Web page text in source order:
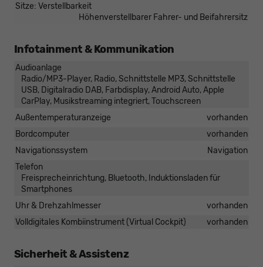
Sitze: Verstellbarkeit
Höhenverstellbarer Fahrer- und Beifahrersitz
Infotainment & Kommunikation
Audioanlage
Radio/MP3-Player, Radio, Schnittstelle MP3, Schnittstelle
USB, Digitalradio DAB, Farbdisplay, Android Auto, Apple
CarPlay, Musikstreaming integriert, Touchscreen
Außentemperaturanzeige
vorhanden
Bordcomputer
vorhanden
Navigationssystem
Navigation
Telefon
Freisprecheinrichtung, Bluetooth, Induktionsladen für
Smartphones
Uhr & Drehzahlmesser
vorhanden
Volldigitales Kombiinstrument (Virtual Cockpit)
vorhanden
Sicherheit & Assistenz